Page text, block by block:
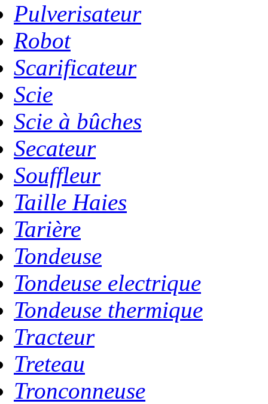
Pulverisateur
Robot
Scarificateur
Scie
Scie à bûches
Secateur
Souffleur
Taille Haies
Tarière
Tondeuse
Tondeuse electrique
Tondeuse thermique
Tracteur
Treteau
Tronconneuse